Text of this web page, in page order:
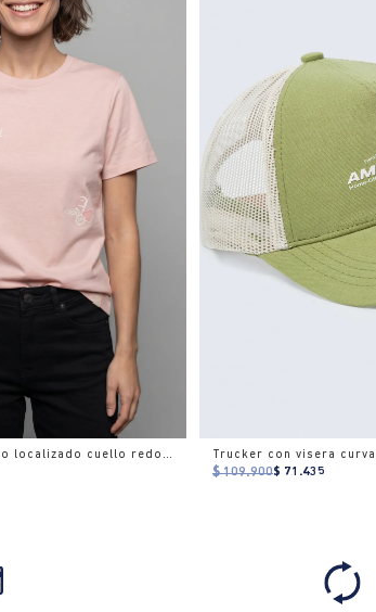
Camiseta estampado localizado cuello redondo para mujer Trucker con visera
$ 109.900$ 71.435